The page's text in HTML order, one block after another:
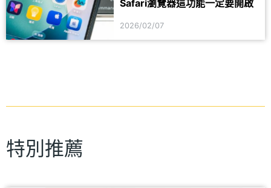
Safari瀏覽器這功能一定要開啟
2026/02/07
特別推薦